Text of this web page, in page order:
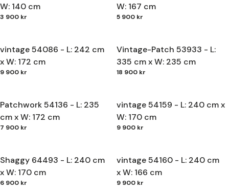
W: 140 cm
3 900 kr
W: 167 cm
5 900 kr
vintage 54086 - L: 242 cm
x W: 172 cm
9 900 kr
Vintage-Patch 53933 - L:
335 cm x W: 235 cm
18 900 kr
Patchwork 54136 - L: 235
cm x W: 172 cm
7 900 kr
vintage 54159 - L: 240 cm x
W: 170 cm
9 900 kr
Shaggy 64493 - L: 240 cm
x W: 170 cm
6 900 kr
vintage 54160 - L: 240 cm
x W: 166 cm
9 900 kr